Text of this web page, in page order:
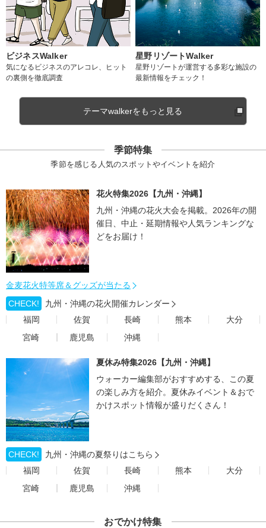
ビジネスWalker
気になるビジネスのアレコレ、ヒット
の裏側を徹底調査
星野リゾートWalker
星野リゾートが運営する多彩な施設の
最新情報をチェック！
テーマwalkerをもっと見る
季節特集
季節を感じる人気のスポットやイベントを紹介
花火特集2026【九州・沖縄】
九州・沖縄の花火大会を掲載。2026年の開
催日、中止・延期情報や人気ランキングな
どをお届け！
金麦花火特等席＆グッズが当たる
CHECK!
九州・沖縄の花火開催カレンダー
福岡
佐賀 長崎 熊本
大分
宮崎
鹿児島 沖縄
夏休み特集2026【九州・沖縄】
ウォーカー編集部がおすすめする、この夏
の楽しみ方を紹介。夏休みイベント＆おで
かけスポット情報が盛りだくさん！
CHECK!
九州・沖縄の夏祭りはこちら
福岡
佐賀 長崎 熊本
大分
宮崎
鹿児島 沖縄
おでかけ特集